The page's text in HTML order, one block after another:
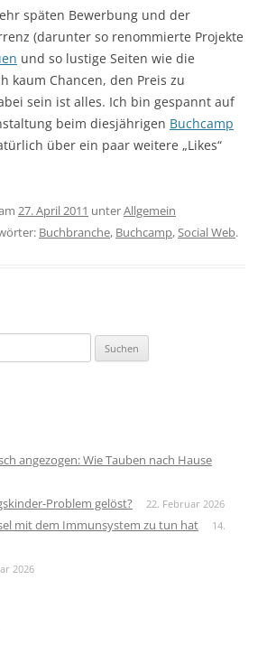
späten Bewerbung und der
(darunter so renommierte Projekte
und so lustige Seiten wie die
kaum Chancen, den Preis zu
sein ist alles. Ich bin gespannt auf
beim diesjährigen Buchcamp
über ein paar weitere „Likes“
27. April 2011 unterAllgemein
Buchbranche, Buchcamp,Social Web.
angezogen: Wie Tauben nach Hause
Problem gelöst? 22. Februar 2026
mit dem Immunsystem zu tun hat
14.
2026